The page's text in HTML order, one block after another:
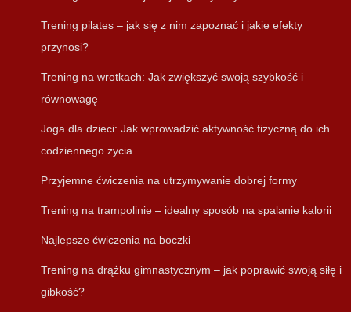
Trening pilates – jak się z nim zapoznać i jakie efekty
przynosi?
Trening na wrotkach: Jak zwiększyć swoją szybkość i
równowagę
Joga dla dzieci: Jak wprowadzić aktywność fizyczną do ich
codziennego życia
Przyjemne ćwiczenia na utrzymywanie dobrej formy
Trening na trampolinie – idealny sposób na spalanie kalorii
Najlepsze ćwiczenia na boczki
Trening na drążku gimnastycznym – jak poprawić swoją siłę i
gibkość?